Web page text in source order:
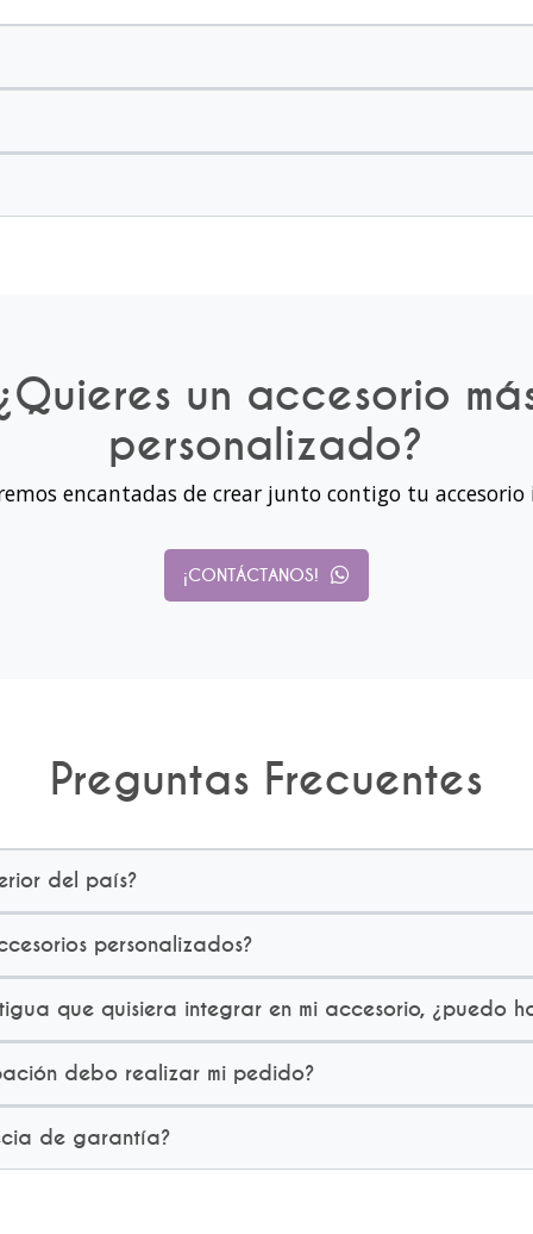
un accesorio
personalizado?
encantadas de crear junto contigo tu accesorio
¡CONTÁCTANOS!
Preguntas Frecuentes
del país?
personalizados?
que quisiera integrar en mi accesorio, ¿puedo
debo realizar mi pedido?
de garantía?